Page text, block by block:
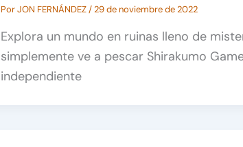
PorJON FERNÁNDEZ/29 de noviembre de 2022
Explora un mundo en ruinas lleno de
simplemente ve a pescar Shirakumo
independiente